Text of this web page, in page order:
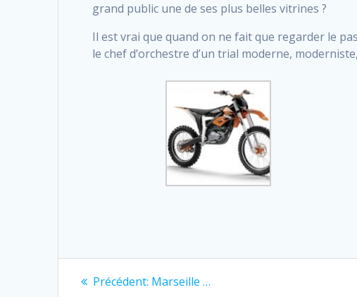
grand public une de ses plus belles vitrines ?
Il est vrai que quand on ne fait que regarder le
le chef d’orchestre d’un trial moderne,
Navigation
Précédent: Previous
Marseille …